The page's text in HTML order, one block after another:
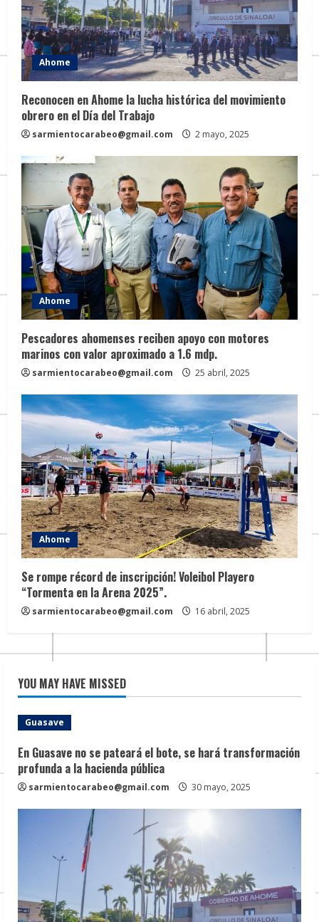
d
i
n
g
Ahome
Reconocen en Ahome la lucha histórica del movimiento
obrero en el Día del Trabajo
sarmientocarabeo@gmail.com 2 mayo, 2025
Ahome
Pescadores ahomenses reciben apoyo con motores
marinos con valor aproximado a 1.6 mdp.
sarmientocarabeo@gmail.com 25 abril, 2025
Ahome
Se rompe récord de inscripción! Voleibol Playero
“Tormenta en la Arena 2025”.
sarmientocarabeo@gmail.com 16 abril, 2025
YOU MAY HAVE MISSED
Guasave
En Guasave no se pateará el bote, se hará transformación
profunda a la hacienda pública
sarmientocarabeo@gmail.com 30 mayo, 2025